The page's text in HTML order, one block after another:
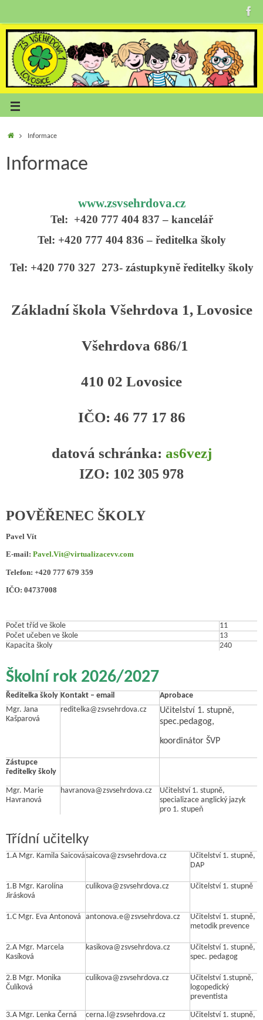
Informace
Informace
www.zsvsehrdova.cz
Tel: +420 777 404 837 – kancelář
Tel: +420 777 404 836 – ředitelka školy
Tel: +420 770 327 273- zástupkyně ředitelky školy
Základní škola Všehrdova 1, Lovosice
Všehrdova 686/1
410 02 Lovosice
IČO: 46 77 17 86
datová schránka: as6vezj
IZO: 102 305 978
POVĚŘENEC ŠKOLY
Pavel Vít
E-mail: Pavel.Vit@virtualizacevv.com
Telefon: +420 777 679 359
IČO: 04737008
Počet tříd ve škole
11
Počet učeben ve škole
13
Kapacita školy
240
Školní rok 2026/2027
Ředitelka školy Kontakt – email
Aprobace
Mgr. Jana
Kašparová
reditelka@zsvsehrdova.cz
Učitelství 1. stupně,
spec.pedagog,
koordinátor ŠVP
Zástupce
ředitelky školy
Mgr. Marie
Havranová
havranova@zsvsehrdova.cz
Učitelství 1. stupně,
specializace anglický jazyk
pro 1. stupeň
Třídní učitelky
1.A Mgr. Kamila Saicovásaicova@zsvsehrdova.cz
Učitelství 1. stupně,
DAP
1.B Mgr. Karolína
Jirásková
culikova@zsvsehrdova.cz Učitelství 1. stupně
1.C Mgr. Eva Antonová antonova.e@zsvsehrdova.cz
Učitelství 1. stupně,
metodik prevence
2.A Mgr. Marcela
Kasíková
kasikova@zsvsehrdova.cz
Učitelství 1. stupně,
spec. pedagog
2.B Mgr. Monika
Čulíková
culikova@zsvsehrdova.cz
Učitelství 1.stupně,
logopedický
preventista
3.A Mgr. Lenka Černá
cerna.l@zsvsehrdova.cz
Učitelství 1. stupně,